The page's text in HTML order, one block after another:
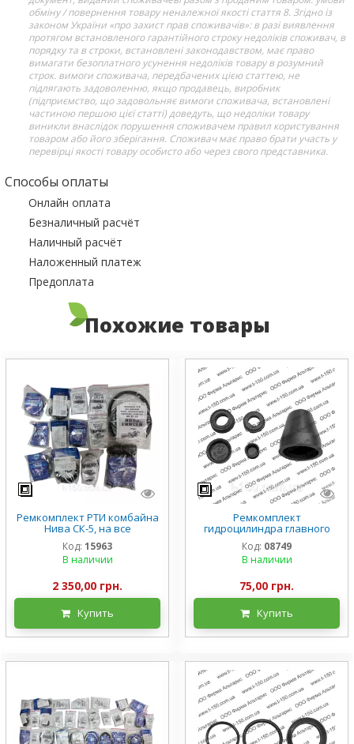
обміну / повернення товару неналежної якості стаття 8. Згідно із
законом України «про захист прав споживачів»: в разі виявлення
протягом встановленого гарантійного строку недоліків споживач, в
порядку та в строки, встановлені законодавством, має право
вимагати безоплатного усунення недоліків товару в розумний
строк. вимоги споживача, передбачених цією статтею, не
підлягають задоволенню, якщо продавець, виробник
(підприємство, що задовольняє вимоги споживача, встановлені
частиною першою цієї статті) доведуть, що недоліки товару
виникли внаслідок порушення споживачем правил користування
товаром або його зберігання. Споживач має право брати участь у
перевірці якості товару особисто або через свого представника.
Способы оплаты
Онлайн оплата
Безналичный расчёт
Наличный расчёт
Наложенный платеж
Предоплата
Похожие товары
Ремкомплект РТИ комбайна
Нива СК-5, на все
Код: 15963
В наличии
2 350,00 грн.
Купить
Ремкомплект
гидроцилиндра главного
тормозов и муфты
сцепления Нива ДОН
Енисей, 54-5-1-4/5/6
Код: 08749
В наличии
75,00 грн.
Купить